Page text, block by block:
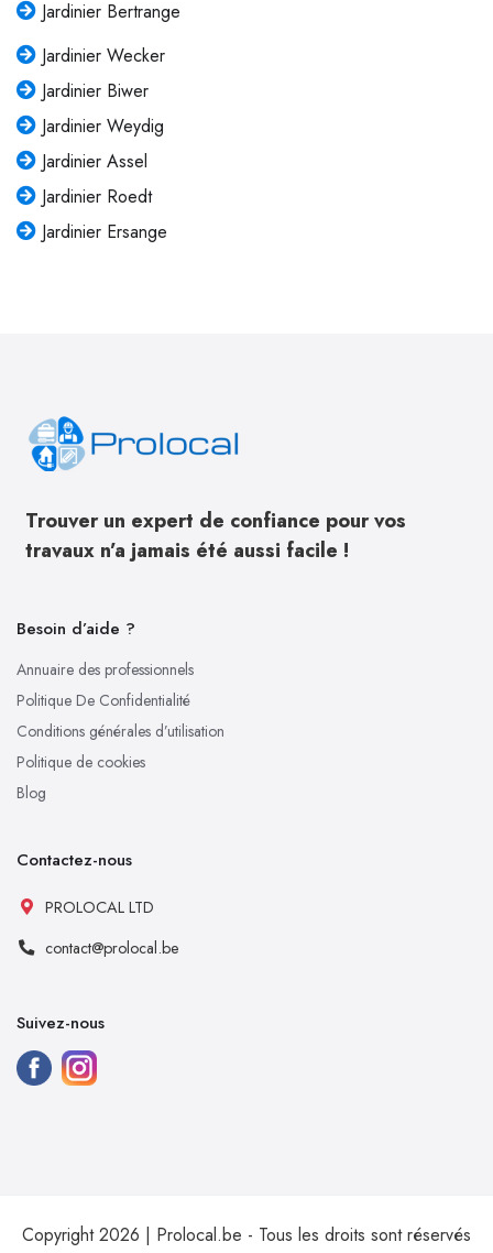
Jardinier Bertrange
Jardinier Wecker
Jardinier Biwer
Jardinier Weydig
Jardinier Assel
Jardinier Roedt
Jardinier Ersange
Trouver un expert de confiance pour vos
travaux n’a jamais été aussi facile !
Besoin d’aide ?
Annuaire des professionnels
Politique De Confidentialité
Conditions générales d’utilisation
Politique de cookies
Blog
Contactez-nous
PROLOCAL LTD
contact@prolocal.be
Suivez-nous
Copyright 2026 | Prolocal.be - Tous les droits sont réservés